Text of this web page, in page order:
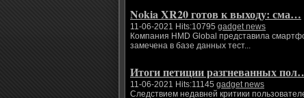
Nokia XR20 готов к выходу: сма…
11-06-2021 Hits:10795 gadget news
Компания HMD Global представила
замечена в базе данных тест...
Итоги петиции разгневанных
11-06-2021 Hits:11145 gadget news
Следствием недавней критики